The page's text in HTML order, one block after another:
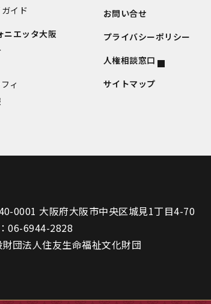
イド
ニエッタ大阪
ィ
お問い合せ
プライバシーポリシー
人権相談窓口
サイトマップ
0001 大阪府大阪市中央区城見1丁目4-70
06-6944-2828
財団法人住友生命福祉文化財団